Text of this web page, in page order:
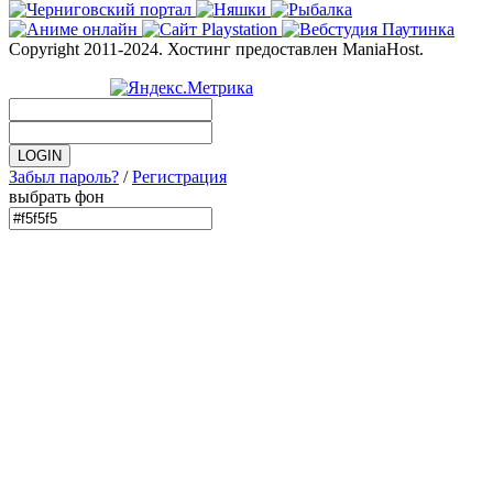
Copyright 2011-2024. Хостинг предоставлен ManiaHost.
Забыл пароль? /Регистрация
выбрать фон